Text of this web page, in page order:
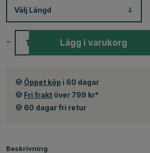
Välj Längd
- Lägg i varukorg
Öppet köp i 60 dagar
Fri frakt över 799 kr*
60 dagar fri retur
Beskrivning